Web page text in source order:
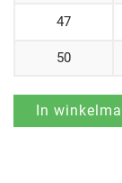
47
50